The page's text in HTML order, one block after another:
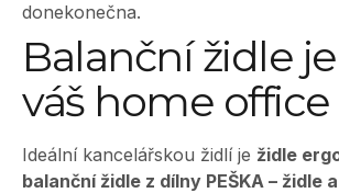
donekonečna.
Balanční židle
váš home office
Ideální kancelářskou židlí je židle
balanční židle z dílny PEŠKA – židle